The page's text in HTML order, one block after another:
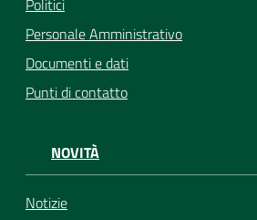
Politici
Personale Amministrativo
Documenti e dati
Punti di contatto
NOVITÀ
Notizie